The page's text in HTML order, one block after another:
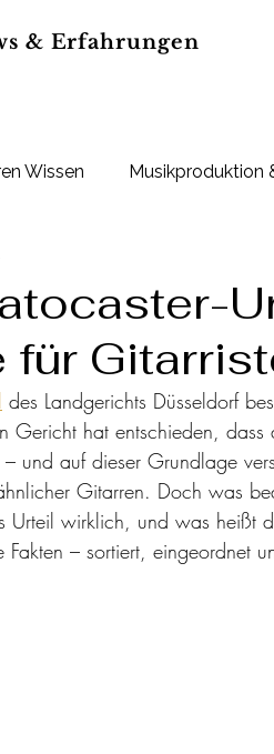
& Erfahrungen
Wissen Musikproduktion
für
des Landgerichts Düsseldorf
Gericht hat entschieden, dass
und auf dieser Grundlage
Gitarren. Doch was
Urteil wirklich, und was heißt
– sortiert, eingeordnet